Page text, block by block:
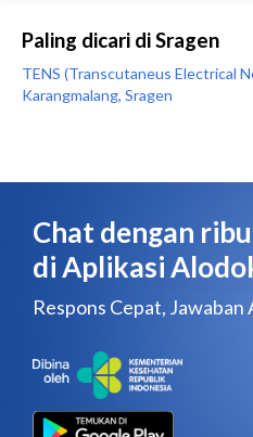
Paling dicari di Sragen
TENS (Transcutaneus Electrical
Karangmalang, Sragen